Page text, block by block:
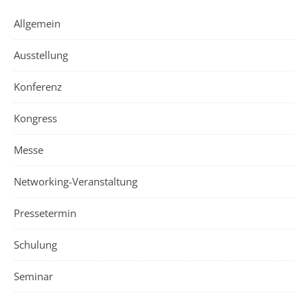
Allgemein
Ausstellung
Konferenz
Kongress
Messe
Networking-Veranstaltung
Pressetermin
Schulung
Seminar